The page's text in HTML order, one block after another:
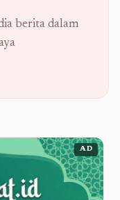
berita dalam
AD